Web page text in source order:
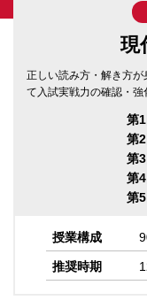
現
正しい読み方・解き方
て入試実戦力の確認・強
第
第
第
第
第
授業構成
推奨時期